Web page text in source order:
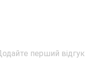
перший відгук